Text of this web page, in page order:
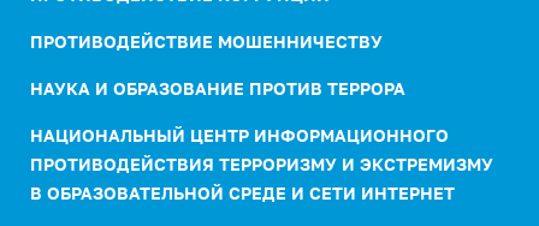
ПРОТИВОДЕЙСТВИЕ МОШЕННИЧЕСТВУ
НАУКА И ОБРАЗОВАНИЕ ПРОТИВ ТЕРРОРА
НАЦИОНАЛЬНЫЙ ЦЕНТР ИНФОРМАЦИОННОГО
ПРОТИВОДЕЙСТВИЯ ТЕРРОРИЗМУ И ЭКСТРЕМИЗМУ
В ОБРАЗОВАТЕЛЬНОЙ СРЕДЕ И СЕТИ ИНТЕРНЕТ